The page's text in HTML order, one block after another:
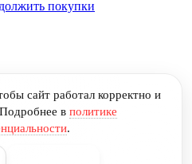
сайт работал корректно и
Подробнее в политике
.
покупки